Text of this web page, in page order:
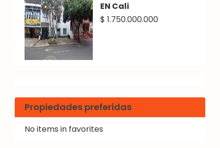
EN Cali
$ 1.750.000.000
Propiedades preferidas
No items in favorites